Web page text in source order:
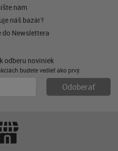
nám
náš bazár?
do Newslettera
odberu noviniek
budete vedieť ako prvý.